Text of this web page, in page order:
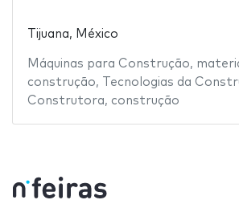
Tijuana, México
Máquinas para Construção,
construção, Tecnologias da
Construtora, construção